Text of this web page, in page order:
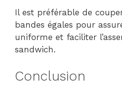
Il est préférable de
bandes égales pour
uniforme et faciliter
sandwich.
Conclusion